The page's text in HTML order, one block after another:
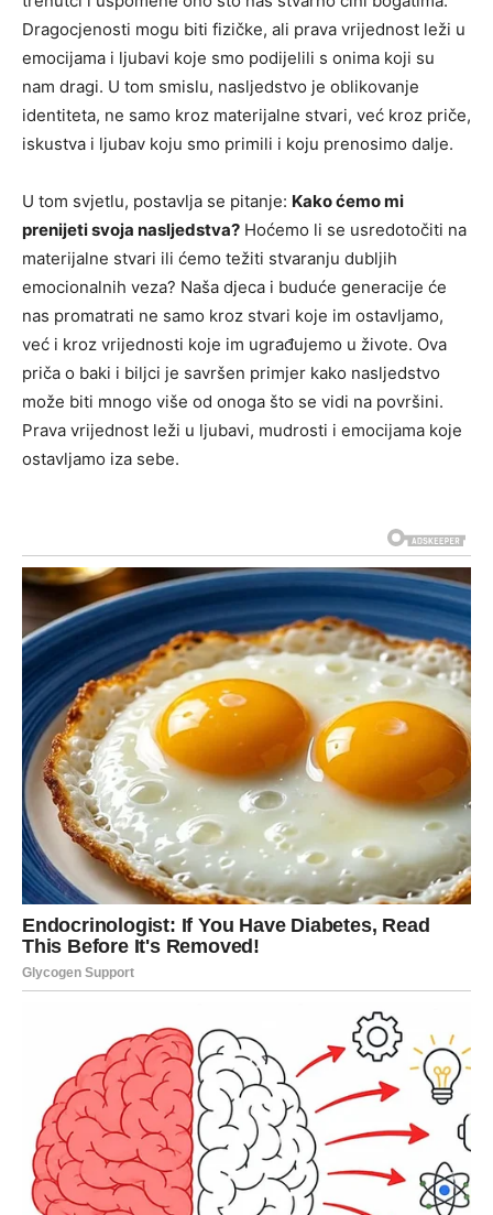
Dragocjenosti mogu biti fizičke, ali prava vrijednost leži u
emocijama i ljubavi koje smo podijelili s onima koji su
nam dragi. U tom smislu, nasljedstvo je oblikovanje
identiteta, ne samo kroz materijalne stvari, već kroz priče,
iskustva i ljubav koju smo primili i koju prenosimo dalje.
U tom svjetlu, postavlja se pitanje: Kako ćemo mi
prenijeti svoja nasljedstva? Hoćemo li se usredotočiti na
materijalne stvari ili ćemo težiti stvaranju dubljih
emocionalnih veza? Naša djeca i buduće generacije će
nas promatrati ne samo kroz stvari koje im ostavljamo,
već i kroz vrijednosti koje im ugrađujemo u živote. Ova
priča o baki i biljci je savršen primjer kako nasljedstvo
može biti mnogo više od onoga što se vidi na površini.
Prava vrijednost leži u ljubavi, mudrosti i emocijama koje
ostavljamo iza sebe.